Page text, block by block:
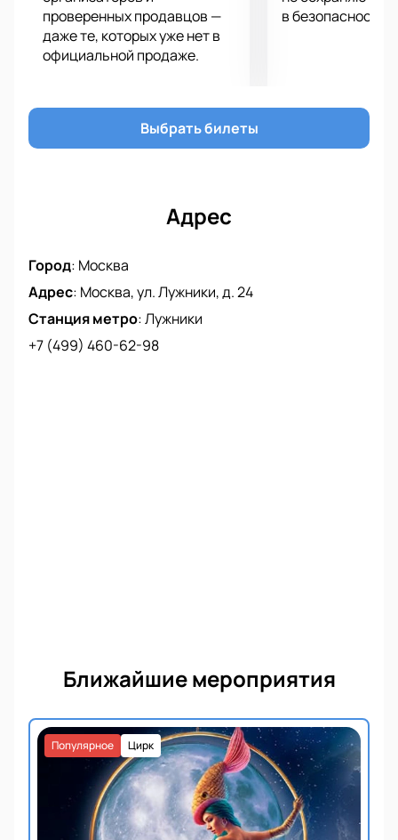
проверенных продавцов —
даже те, которых уже нет в
официальной продаже.
в безопасности.
Выбрать билеты
Адрес
Город: Москва
Адрес: Москва, ул. Лужники, д. 24
Станция метро:Лужники
+7 (499) 460-62-98
Ближайшие мероприятия
Цирк
Популярное